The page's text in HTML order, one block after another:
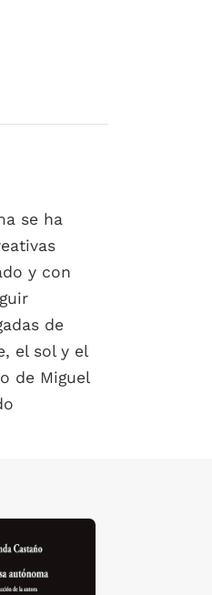
se ha
y con
de
el sol y el
de Miguel